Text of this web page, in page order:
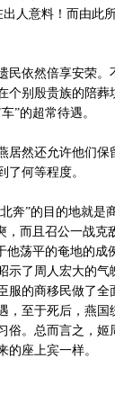
人意料！而由此
依然倍享安荣。
个别殷贵族的陪葬
”的超常待遇。
然还允许他们保
何等程度。
”的目的地就是
，而且召公一战克
他荡平的奄地的成
示了周人宏大的气
服的商移民做了全
，至于死后，燕国
俗。总而言之，姬
座上宾一样。